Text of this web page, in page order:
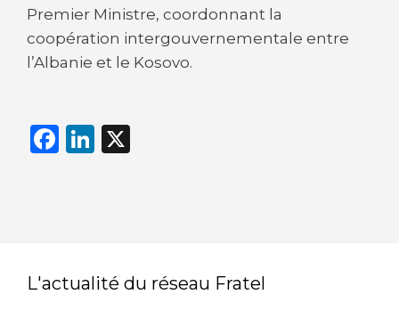
Premier Ministre, coordonnant la
coopération intergouvernementale entre
l’Albanie et le Kosovo.
F
o
Li
n
L'actualité du réseau Fratel